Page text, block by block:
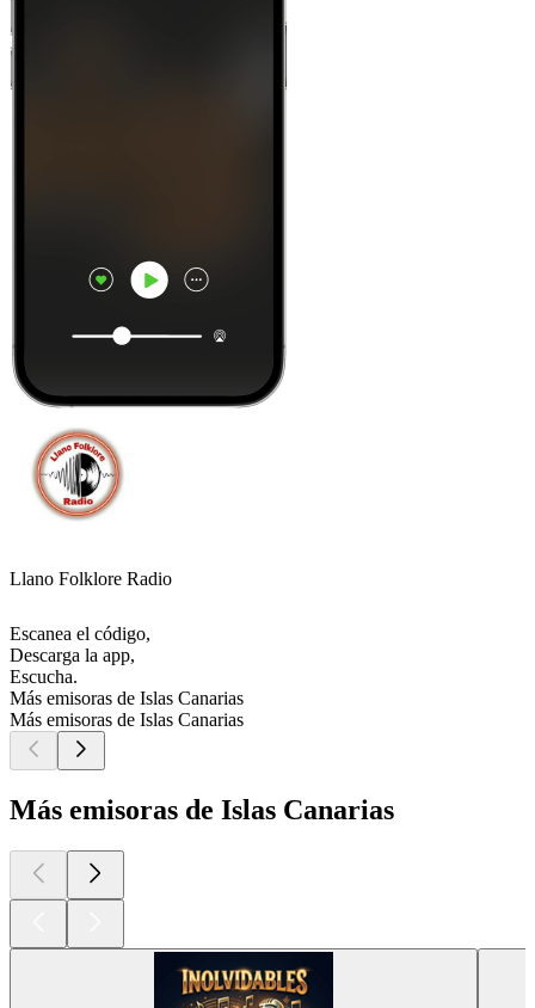
Llano Folklore Radio
Escanea el código,
Descarga la app,
Escucha.
Más emisoras de Islas Canarias
Más emisoras de Islas Canarias
Más emisoras de Islas Canarias